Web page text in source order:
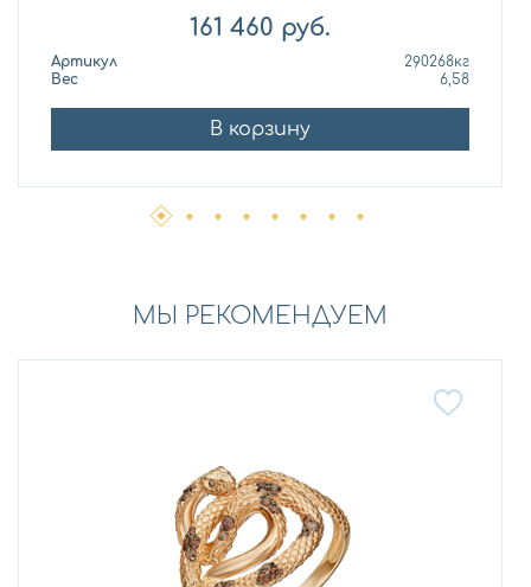
161 460 руб.
Артикул
290268кг
Вес
6,58
В корзину
МЫ РЕКОМЕНДУЕМ